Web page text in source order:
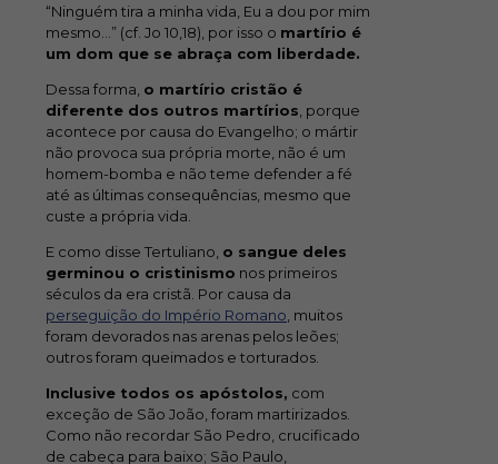
“Ninguém tira a minha vida, Eu a dou por mim
mesmo…” (cf. Jo 10,18), por isso o martírio é
um dom que se abraça com liberdade.
Dessa forma, o martírio cristão é
diferente dos outros martírios, porque
acontece por causa do Evangelho; o mártir
não provoca sua própria morte, não é um
homem-bomba e não teme defender a fé
até as últimas consequências, mesmo que
custe a própria vida.
E como disse Tertuliano, o sangue deles
germinou o cristinismo nos primeiros
séculos da era cristã. Por causa da
perseguição do Império Romano, muitos
foram devorados nas arenas pelos leões;
outros foram queimados e torturados.
Inclusive todos os apóstolos, com
exceção de São João, foram martirizados.
Como não recordar São Pedro, crucificado
de cabeça para baixo; São Paulo,